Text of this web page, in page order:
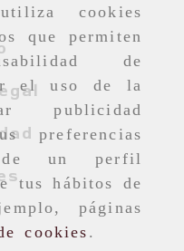
cookies
que permiten
de
el uso de la
publicidad
preferencias
un perfil
tus hábitos de
páginas
cookies .